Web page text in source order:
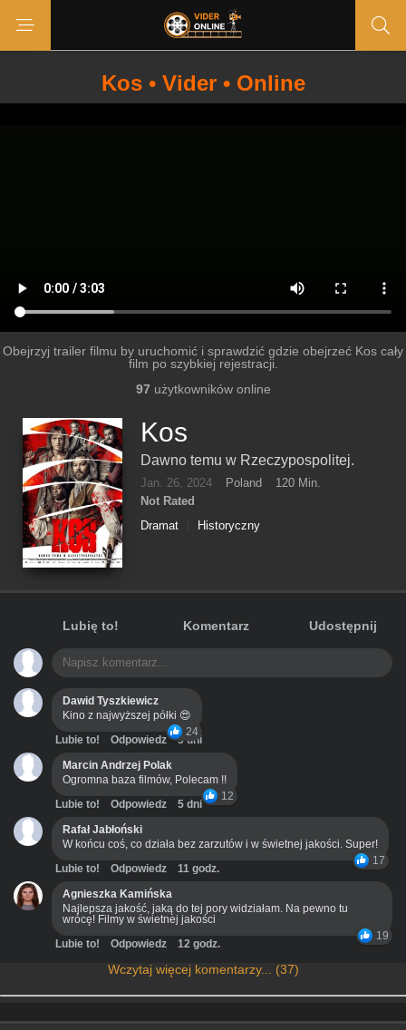
Kos • Vider • Online
Obejrzyj trailer filmu by uruchomić i sprawdzić gdzie obejrzeć Kos cały
film po szybkiej rejestracji.
97 użytkowników online
Kos
Dawno temu w Rzeczypospolitej.
Jan. 26, 2024 Poland
120 Min.
Not Rated
Dramat
Historyczny
Lubię to! Komentarz Udostępnij
Dawid Tyszkiewicz
Kino z najwyższej półki 😍
24
Lubie to! Odpowiedz
3 dni
Marcin Andrzej Polak
Ogromna baza filmów, Polecam !!
12
Lubie to! Odpowiedz
5 dni
Rafał Jabłoński
W końcu coś, co działa bez zarzutów i w świetnej jakości. Super!
17
Lubie to! Odpowiedz
11 godz.
Agnieszka Kamińska
Najlepsza jakość, jaką do tej pory widziałam. Na pewno tu
wrócę! Filmy w świetnej jakości
19
Lubie to! Odpowiedz 12 godz.
Wczytaj więcej komentarzy... (37)